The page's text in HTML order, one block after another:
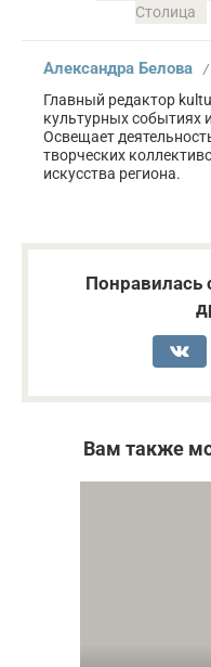
Столица
Александра Белова /
Главный редактор
культурных событиях
Освещает
творческих
искусства региона.
Понравилась
Вам также